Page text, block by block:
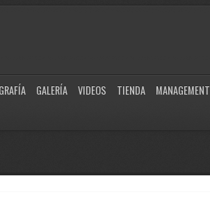
GALERÍA VIDEOS TIENDA MANAGEMENT